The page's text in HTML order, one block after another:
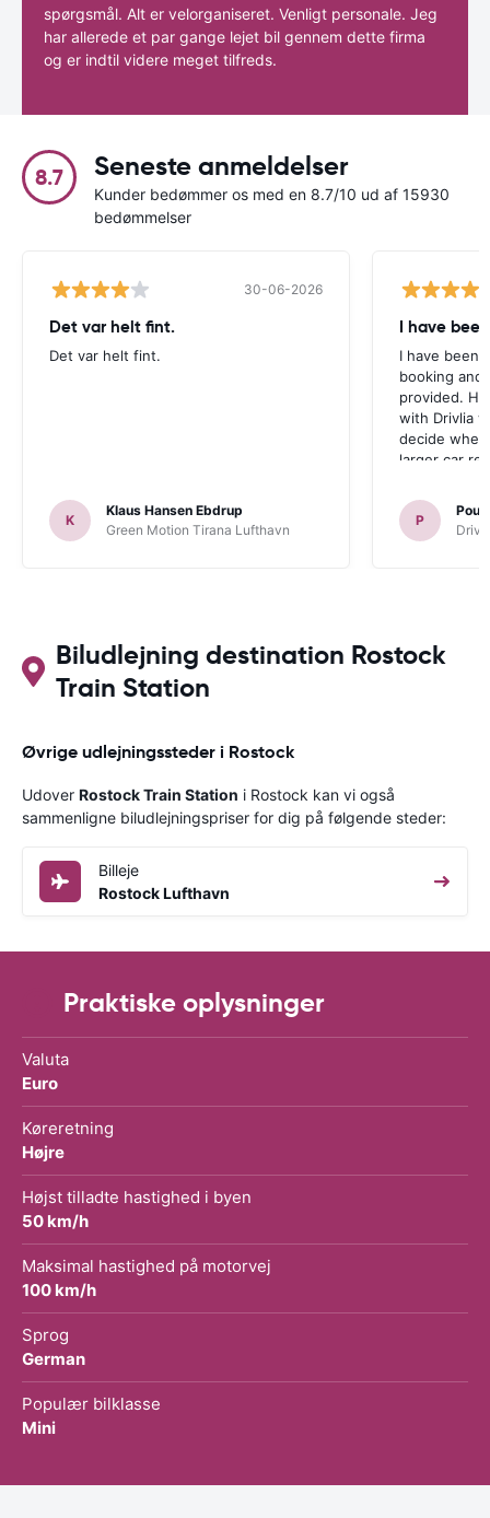
spørgsmål. Alt er velorganiseret. Venligt personale. Jeg
har allerede et par gange lejet bil gennem dette firma
og er indtil videre meget tilfreds.
8.7 Seneste anmeldelser
Kunder bedømmer os med en 8.7/10 ud af 15930
bedømmelser
30-06-2026
Det var helt fint.
Det var helt fint.
K
Klaus Hansen Ebdrup
Green Motion Tirana Lufthavn
I have
I have been
booking and
provided.
with Drivlia
decide
larger car
P
Poul
Biludlejning destination Rostock
Train Station
Øvrige udlejningssteder i Rostock
Udover Rostock Train Station i Rostock kan vi også
sammenligne biludlejningspriser for dig på følgende steder:
Billeje
Rostock Lufthavn
Praktiske oplysninger
Valuta
Euro
Køreretning
Højre
Højst tilladte hastighed i byen
50 km/h
Maksimal hastighed på motorvej
100 km/h
Sprog
German
Populær bilklasse
Mini